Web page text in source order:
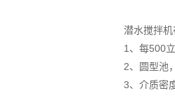
潜水搅拌
1、每500
2、圆型池
3、介质密